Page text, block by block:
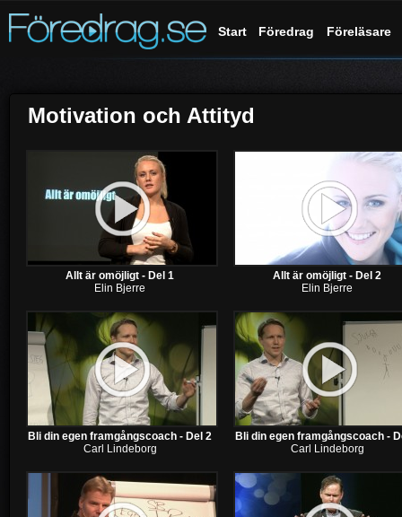
Start Föredrag Föreläsare
Motivation och Attityd
Allt är omöjligt - Del 1
Elin Bjerre
Allt är omöjligt - Del 2
Elin Bjerre
Bli din egen framgångscoach - Del 2
Carl Lindeborg
Bli din egen framgångscoach -
Carl Lindeborg